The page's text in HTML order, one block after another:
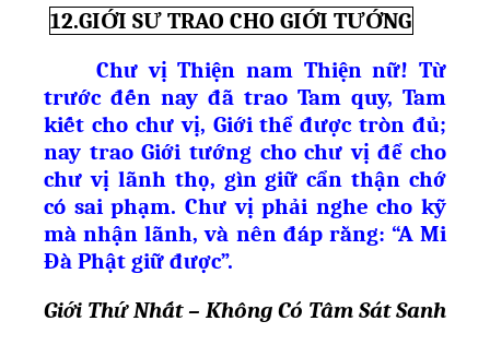
12.GIỚI SƯ TRAO CHO GIỚI TƯỚNG
Chư vị Thiện nam Thiện nữ! Từ
trước đến nay đã trao Tam quy, Tam
kiết cho chư vị, Giới thể được tròn đủ;
nay trao Giới tướng cho chư vị để cho
chư vị lãnh thọ, gìn giữ cẩn thận chớ
có sai phạm. Chư vị phải nghe cho kỹ
mà nhận lãnh, và nên đáp rằng: “A Mi
Đà Phật giữ được”.
Giới Thứ Nhất – Không Có Tâm Sát Sanh